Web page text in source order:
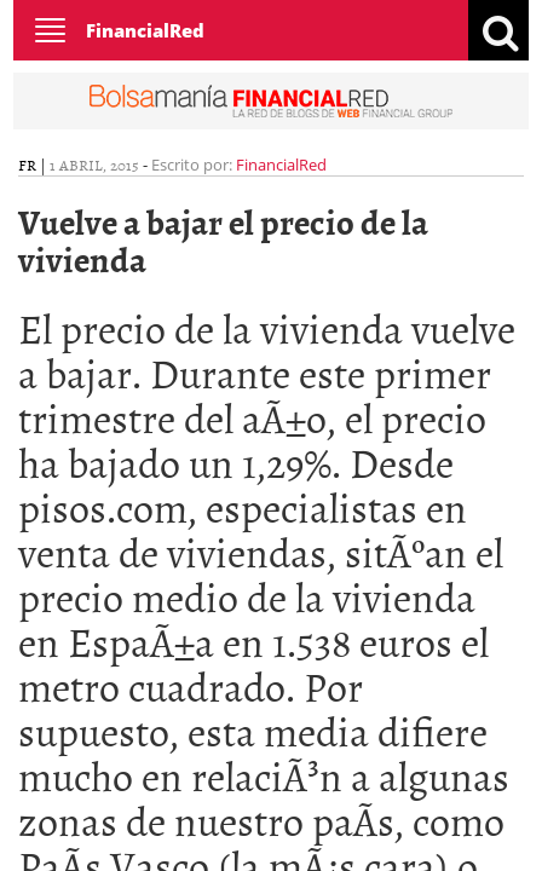
Toggle
navigation
FinancialRed
FR | 1 ABRIL, 2015 - Escrito por: FinancialRed
Vuelve a bajar el precio de la
vivienda
El precio de la vivienda vuelve
a bajar. Durante este primer
trimestre del aÃ±o, el precio
ha bajado un 1,29%. Desde
pisos.com, especialistas en
venta de viviendas, sitÃºan el
precio medio de la vivienda
en EspaÃ±a en 1.538 euros el
metro cuadrado. Por
supuesto, esta media difiere
mucho en relaciÃ³n a algunas
zonas de nuestro paÃ­s, como